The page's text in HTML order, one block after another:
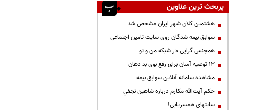
پربحث ترین عناوین
هشتمین کلان شهر ایران مشخص شد
سوابق بیمه شدگان روی سایت تامین اجتماعی
همجنس گرایی در شبکه من و تو
13 توصیه آسان برای رفع بوی بد دهان
مشاهده سامانه آنلاين سوابق بیمه
حكم آيت‌الله مكارم درباره شاهين نجفي
سایتهای همسریابی!